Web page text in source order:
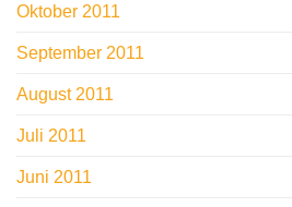
Oktober 2011
September 2011
August 2011
Juli 2011
Juni 2011